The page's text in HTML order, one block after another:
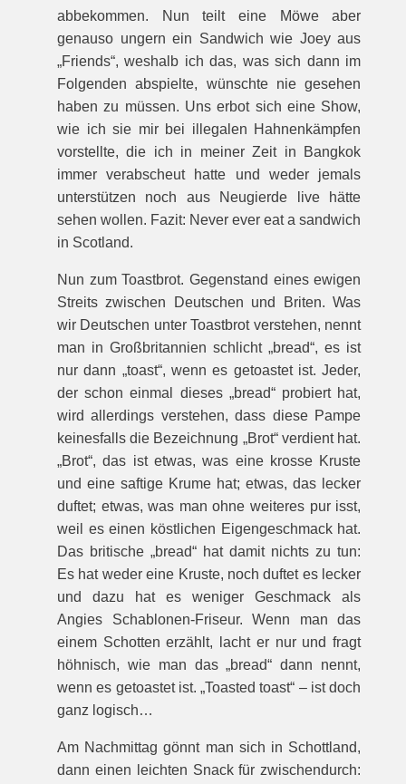
abbekommen. Nun teilt eine Möwe aber
genauso ungern ein Sandwich wie Joey aus
„Friends“, weshalb ich das, was sich dann im
Folgenden abspielte, wünschte nie gesehen
haben zu müssen. Uns erbot sich eine Show,
wie ich sie mir bei illegalen Hahnenkämpfen
vorstellte, die ich in meiner Zeit in Bangkok
immer verabscheut hatte und weder jemals
unterstützen noch aus Neugierde live hätte
sehen wollen. Fazit: Never ever eat a sandwich
in Scotland.
Nun zum Toastbrot. Gegenstand eines ewigen
Streits zwischen Deutschen und Briten. Was
wir Deutschen unter Toastbrot verstehen, nennt
man in Großbritannien schlicht „bread“, es ist
nur dann „toast“, wenn es getoastet ist. Jeder,
der schon einmal dieses „bread“ probiert hat,
wird allerdings verstehen, dass diese Pampe
keinesfalls die Bezeichnung „Brot“ verdient hat.
„Brot“, das ist etwas, was eine krosse Kruste
und eine saftige Krume hat; etwas, das lecker
duftet; etwas, was man ohne weiteres pur isst,
weil es einen köstlichen Eigengeschmack hat.
Das britische „bread“ hat damit nichts zu tun:
Es hat weder eine Kruste, noch duftet es lecker
und dazu hat es weniger Geschmack als
Angies Schablonen-Friseur. Wenn man das
einem Schotten erzählt, lacht er nur und fragt
höhnisch, wie man das „bread“ dann nennt,
wenn es getoastet ist. „Toasted toast“ – ist doch
ganz logisch…
Am Nachmittag gönnt man sich in Schottland,
dann einen leichten Snack für zwischendurch: